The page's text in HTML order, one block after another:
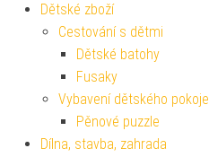
Dětské zboží
Cestování s dětmi
Dětské batohy
Fusaky
Vybavení dětského pokoje
Pěnové puzzle
Dílna, stavba, zahrada